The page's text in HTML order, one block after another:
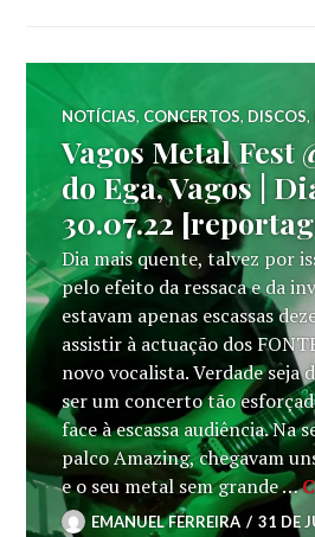
NOTÍCIAS, CONCERTOS, DISCOS,
Vagos Metal Fest
do Ega, Vagos |
30.07.22
Dia mais quente, talvez por
pelo efeito da ressaca e da
estavam apenas escassas
assistir à actuação dos
novo vocalista. Verdade seja
ser um concerto tão
face à escassa audiência. Na
palco Amazing, chegavam
e o seu metal sem grande …
EMANUEL FERREIRA 31 DE